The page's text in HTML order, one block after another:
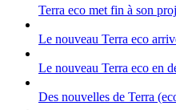
Terra eco met fin à son
Le nouveau Terra eco
Le nouveau Terra eco en
Des nouvelles de Terra